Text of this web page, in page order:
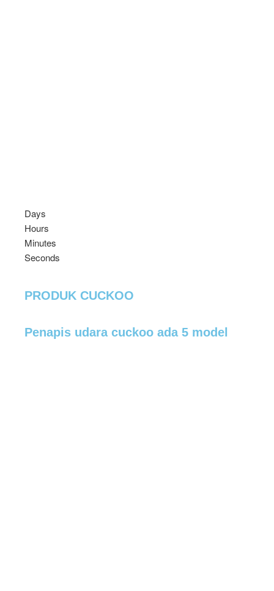
Days
Hours
Minutes
Seconds
PRODUK CUCKOO
Penapis udara cuckoo ada 5 model